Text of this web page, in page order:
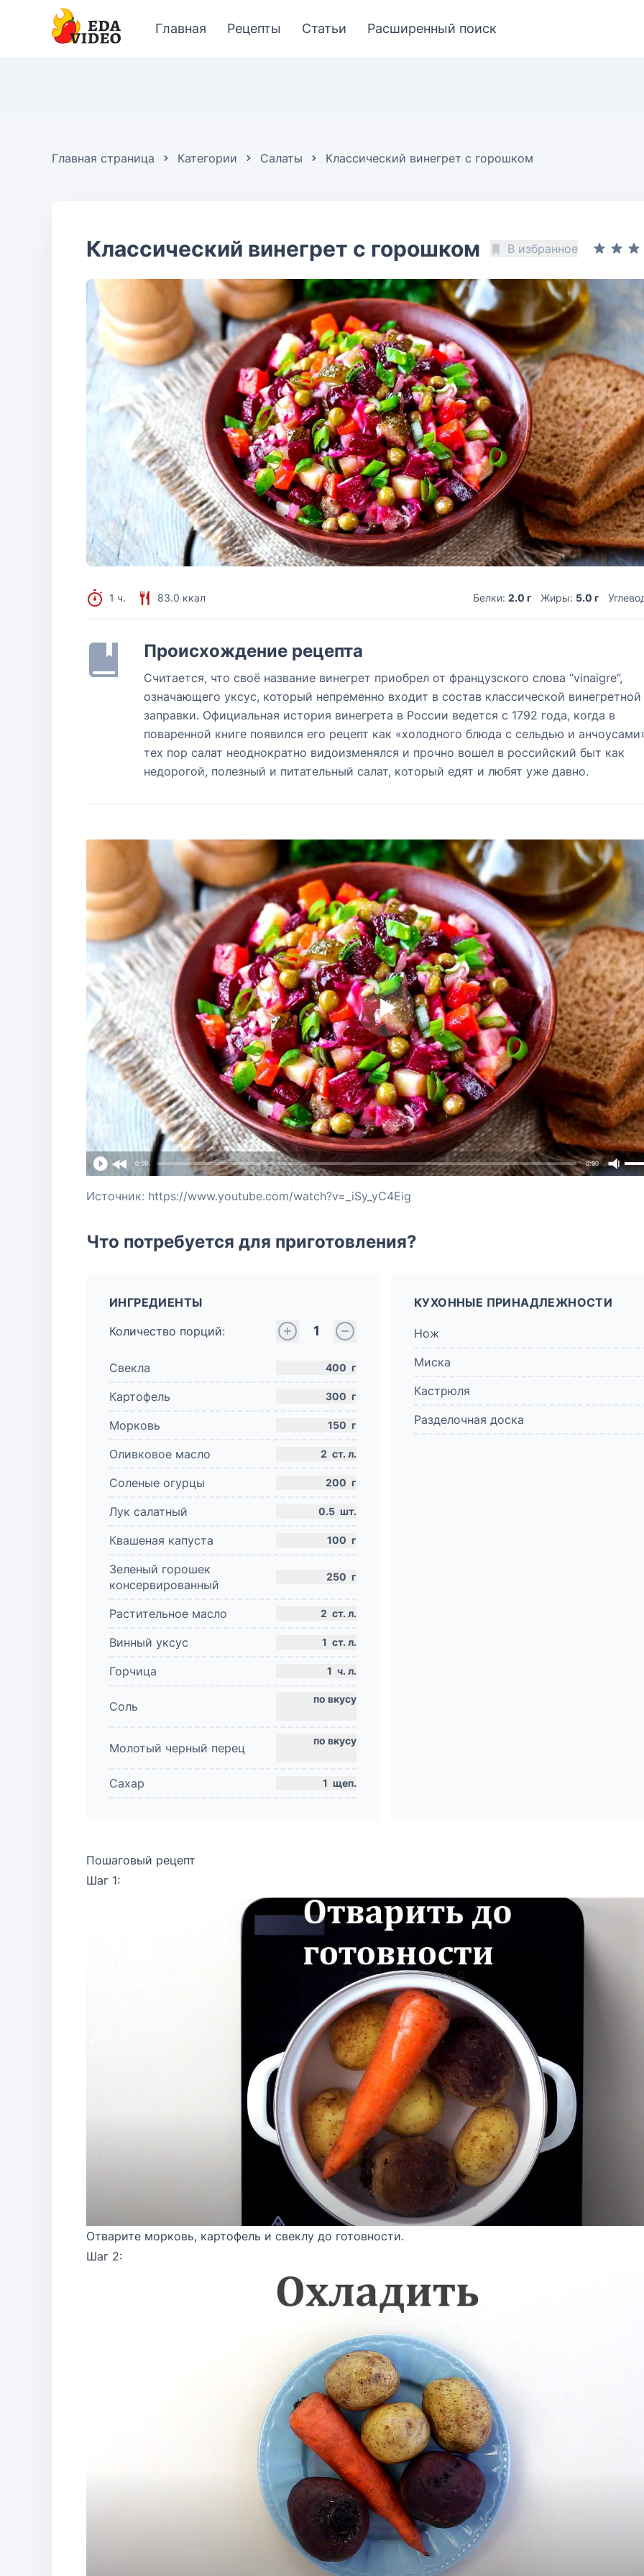
Главная Рецепты Статьи Расширенный поиск
Главная страница Категории Салаты Классический винегрет с горошком
Классический винегрет с горошком В избранное
1 ч. 83.0 ккал Белки: 2.0 г Жиры: 5.0 г
Происхождение рецепта
Считается, что своё название винегрет приобрел от французского слова “vinaigre”,
означающего уксус, который непременно входит в состав классической винегретной
заправки. Официальная история винегрета в России ведется с 1792 года, когда в
поваренной книге появился его рецепт как «холодного блюда с сельдью и
тех пор салат неоднократно видоизменялся и прочно вошел в российский быт как
недорогой, полезный и питательный салат, который едят и любят уже давно.
0:00 0:00
Источник: https://www.youtube.com/watch?v=_iSy_yC4Eig
Что потребуется для приготовления?
ИНГРЕДИЕНТЫ
Количество порций:
1
Свекла 400 г
Картофель 300 г
Морковь 150 г
Оливковое масло 2 ст. л.
Соленые огурцы 200 г
Лук салатный 0.5 шт.
Квашеная капуста 100 г
Зеленый горошек
консервированный
250 г
Растительное масло 2 ст. л.
Винный уксус 1 ст. л.
Горчица 1 ч. л.
Соль
Молотый черный перец
Сахар 1 щеп.
КУХОННЫЕ ПРИНАДЛЕЖНОСТИ
Нож
Миска
Кастрюля
Разделочная доска
Пошаговый рецепт
Шаг 1:
Отварите морковь, картофель и свеклу до готовности.
Шаг 2: